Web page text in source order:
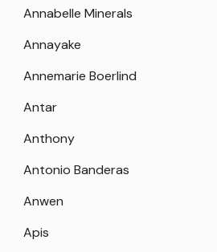
Annabelle Minerals
Annayake
Annemarie Boerlind
Antar
Anthony
Antonio Banderas
Anwen
Apis